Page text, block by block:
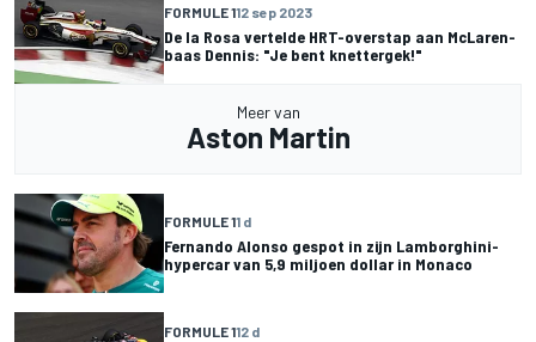
FORMULE 112 sep 2023
De la Rosa vertelde HRT-overstap aan McLaren-
baas Dennis: "Je bent knettergek!"
Meer van
Aston Martin
FORMULE 11 d
Fernando Alonso gespot in zijn Lamborghini-
hypercar van 5,9 miljoen dollar in Monaco
FORMULE 112 d